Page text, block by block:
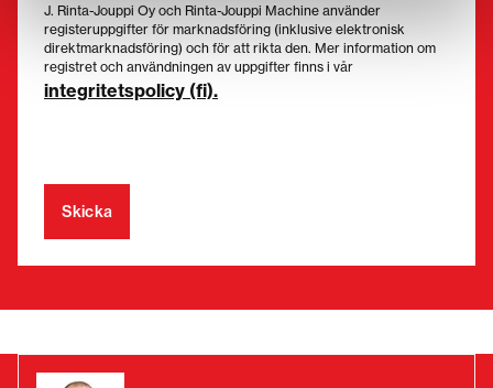
J. Rinta-Jouppi Oy och Rinta-Jouppi Machine använder
registeruppgifter för marknadsföring (inklusive elektronisk
direktmarknadsföring) och för att rikta den. Mer information om
registret och användningen av uppgifter finns i vår
integritetspolicy (fi).